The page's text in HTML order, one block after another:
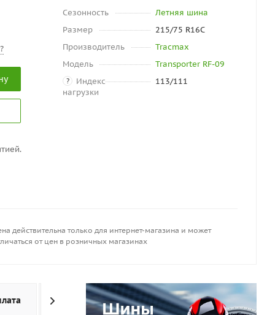
Сезонность
Летняя шина
Размер
215/75 R16C
Производитель
Tracmax
Модель
Transporter RF-09
?
Индекс
нагрузки
113/111
действительна только для интернет-магазина и может
от цен в розничных магазинах
Доставка Дополнительно